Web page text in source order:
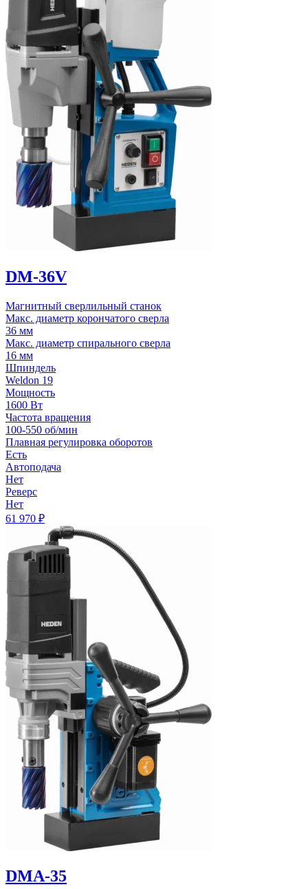
DM-36V
Магнитный сверлильный станок
Макс. диаметр корончатого сверла
36 мм
Макс. диаметр спирального сверла
16 мм
Шпиндель
Weldon 19
Мощность
1600 Вт
Частота вращения
100-550 об/мин
Плавная регулировка оборотов
Есть
Автоподача
Нет
Реверс
Нет
61 970 ₽
DMA-35